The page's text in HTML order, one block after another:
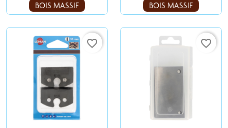
BOIS MASSIF
BOIS MASSIF
favorite_border favorite_border